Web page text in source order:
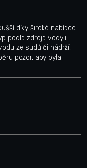
díky široké nabídce
podle zdroje vody i
ze sudů či nádrží,
pozor, aby byla